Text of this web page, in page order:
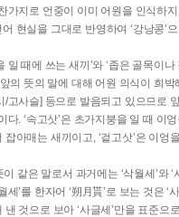
가지로 언중이 이미 어원을 인식하
현실을 그대로 반영하여 ‘강낭콩’
때에 쓰는 새끼’와 ‘좁은 골목이나
의 뜻의 말에 대해 어원 의식이 희
/고사슬] 등으로 발음되고 있으므로
다. ‘속고삿’은 초가지붕을 일 때 이
아매는 새끼이고, ‘겉고삿’은 이엉
같은 말로서 과거에는 ‘삭월세’와 ‘
세’를 한자어 ‘朔月貰’로 보는 것은 ‘
낸 것으로 보아 ‘사글세’만을 표준으